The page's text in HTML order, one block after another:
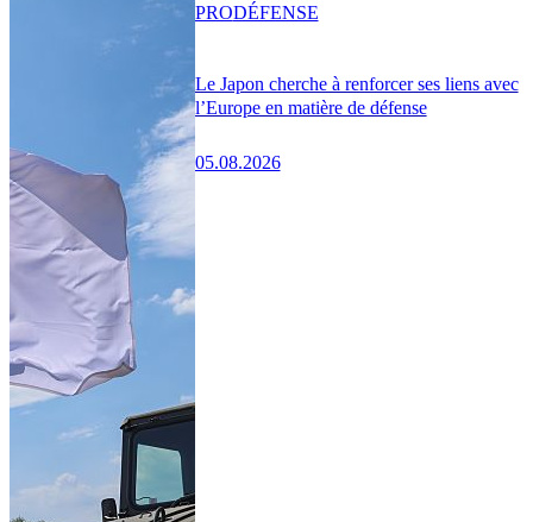
Le Japon cherche à renforcer ses liens avec
l’Europe en matière de défense
05.08.2026
PRODÉFENSE